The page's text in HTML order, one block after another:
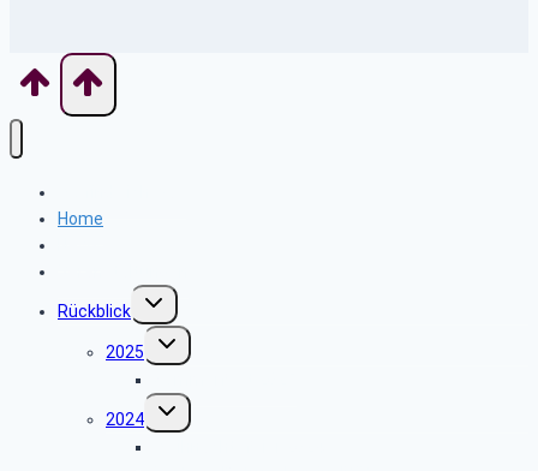
Home
Rückblick
Untermenü
umschalten
2025
Untermenü
umschalten
2024
Untermenü
umschalten